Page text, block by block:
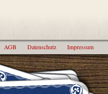
AGB Datenschutz Impressum